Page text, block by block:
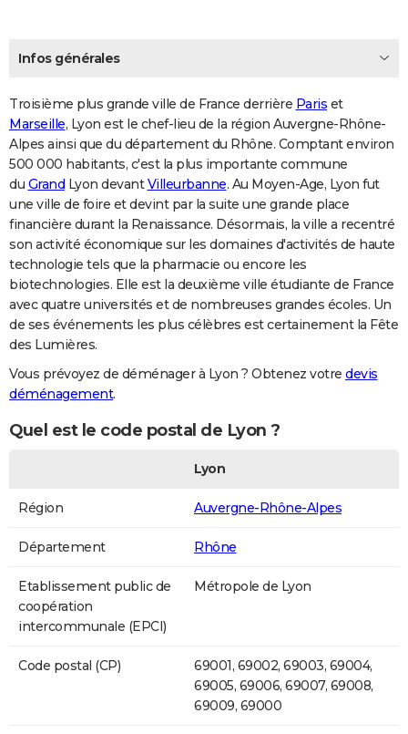
Infos générales
Troisième plus grande ville de France derrière Paris et
Marseille, Lyon est le chef-lieu de la région Auvergne-Rhône-
Alpes ainsi que du département du Rhône. Comptant environ
500 000 habitants, c'est la plus importante commune
du Grand Lyon devantVilleurbanne. Au Moyen-Age, Lyon fut
une ville de foire et devint par la suite une grande place
financière durant la Renaissance. Désormais, la ville a recentré
son activité économique sur les domaines d'activités de haute
technologie tels que la pharmacie ou encore les
biotechnologies. Elle est la deuxième ville étudiante de France
avec quatre universités et de nombreuses grandes écoles. Un
de ses événements les plus célèbres est certainement la Fête
des Lumières.
Vous prévoyez de déménager à Lyon ? Obtenez votre devis
déménagement.
Quel est le code postal de Lyon ?
Lyon
Région Auvergne-Rhône-Alpes
Département Rhône
Etablissement public de
coopération
intercommunale (EPCI)
Métropole de Lyon
Code postal (CP)
69001, 69002, 69003, 69004,
69005, 69006, 69007, 69008,
69009, 69000